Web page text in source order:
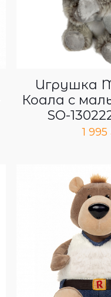
Игрушка
Коала с
SO-
1 995